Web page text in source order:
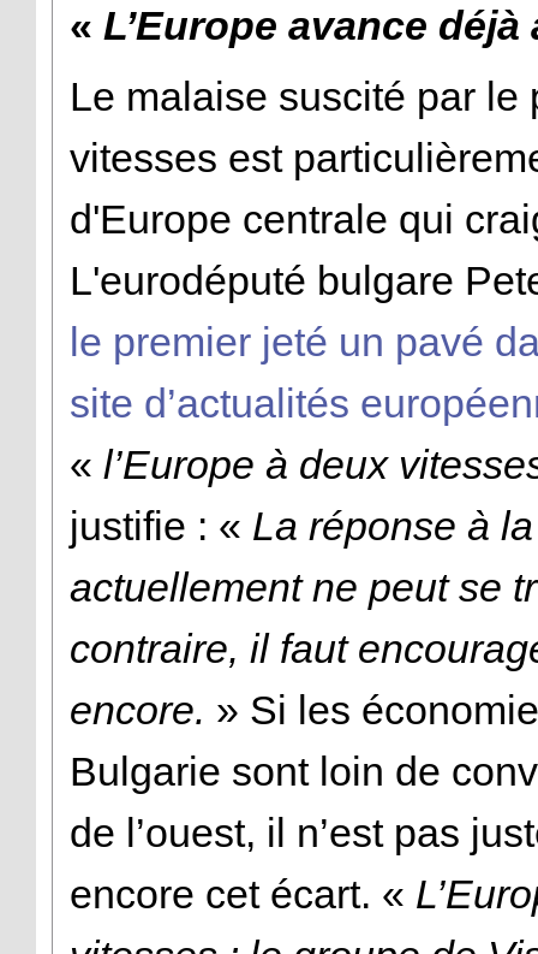
« L’Europe avance
Le malaise suscité par le
vitesses est
d'Europe centrale qui
L'eurodéputé bulgare
le premier jeté un pavé
site d’actualités
« l’Europe à deux
justifie : « La réponse à
actuellement ne peut se
contraire, il faut
encore. » Si les
Bulgarie sont loin de
de l’ouest, il n’est pas
encore cet écart. «